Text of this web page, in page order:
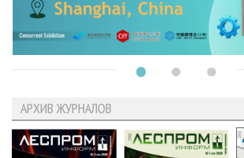
АРХИВ ЖУРНАЛОВ